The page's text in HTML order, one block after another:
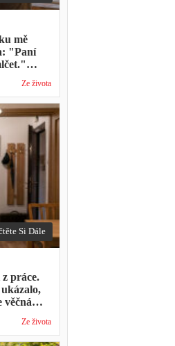
mě
"Paní
předZe života
Si Dále
práce.
věčná
Ze života